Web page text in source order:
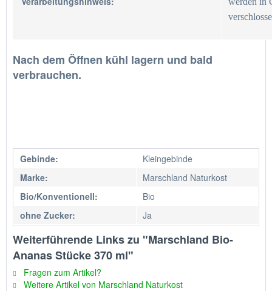
Nach dem Öffnen kühl lagern und bald
verbrauchen.
Gebinde:
Kleingebinde
Marke:
Marschland Naturkost
Bio/Konventionell:
Bio
ohne Zucker:
Ja
Weiterführende Links zu "Marschland Bio-
Ananas Stücke 370 ml"
Fragen zum Artikel?
Weitere Artikel von Marschland Naturkost